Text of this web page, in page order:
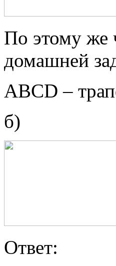
По этому же
домашней
АВСD –
б)
Ответ: